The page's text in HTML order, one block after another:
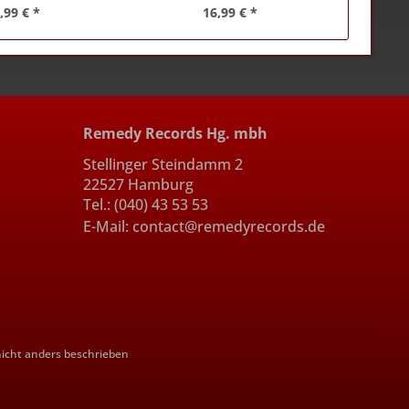
€ * 16,99 € *
Remedy Records Hg. mbh
Stellinger Steindamm 2
22527 Hamburg
Tel.: (040) 43 53 53
E-Mail: contact@remedyrecords.de
anders beschrieben